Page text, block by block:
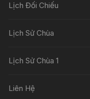
Lịch Đối Chiếu
Lịch Sử Chùa
Lịch Sử Chùa 1
Liên Hệ